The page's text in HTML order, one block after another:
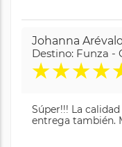
Johanna
Destino: Funza -
★★★★
Súper!!! La
entrega también.